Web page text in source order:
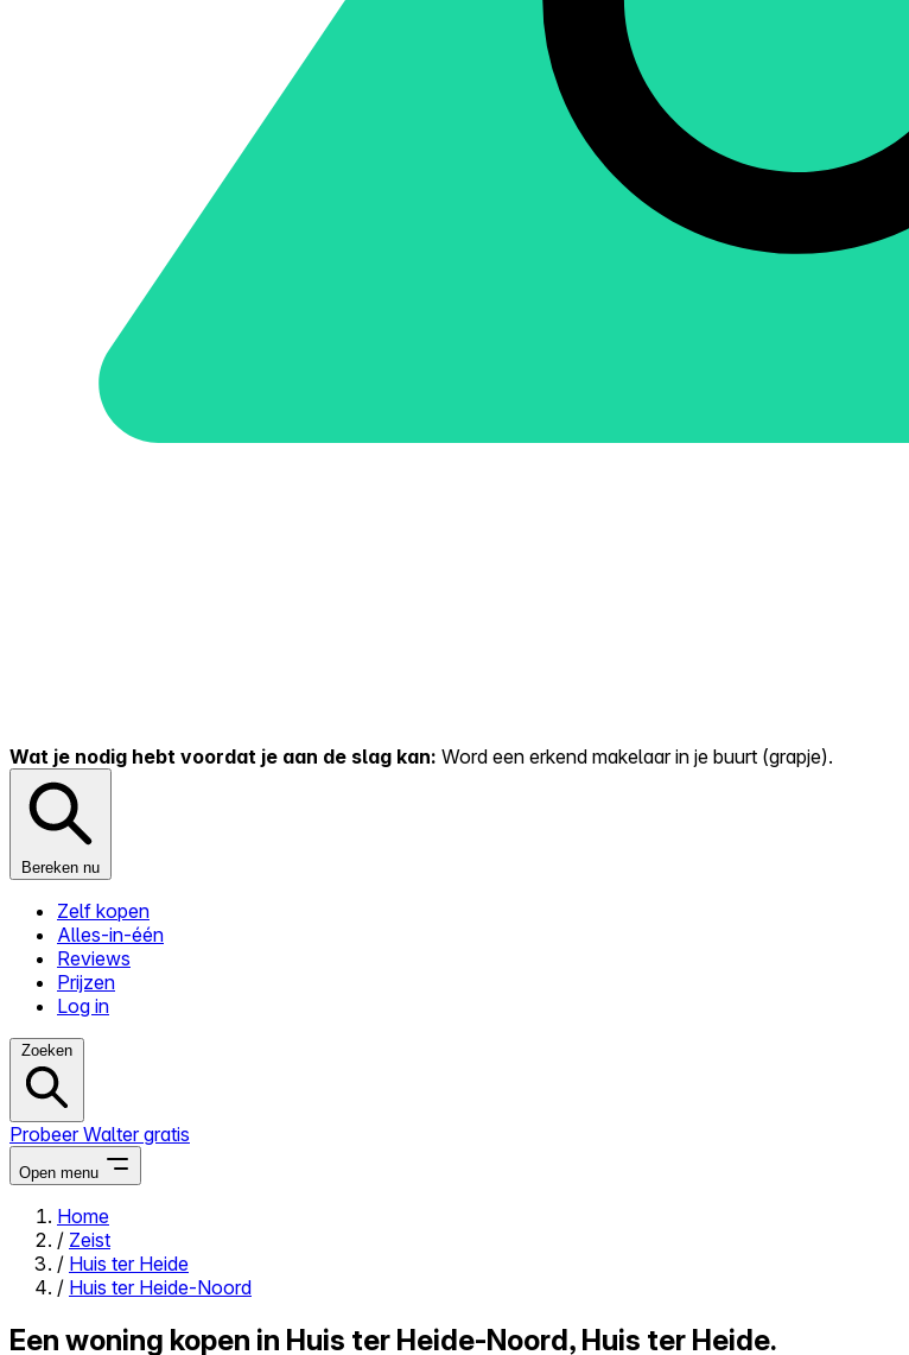
Wat je nodig hebt voordat je aan de slag kan: Word een erkend makelaar in je buurt (grapje).
Bereken nu
Zelf kopen
Alles-in-één
Reviews
Prijzen
Log in
Zoeken
Probeer Walter gratis
Open menu
Close menu
Home
/ Zeist
/ Huis ter Heide
/ Huis ter Heide-Noord
Een woning kopen in Huis ter Heide-Noord, Huis ter Heide.